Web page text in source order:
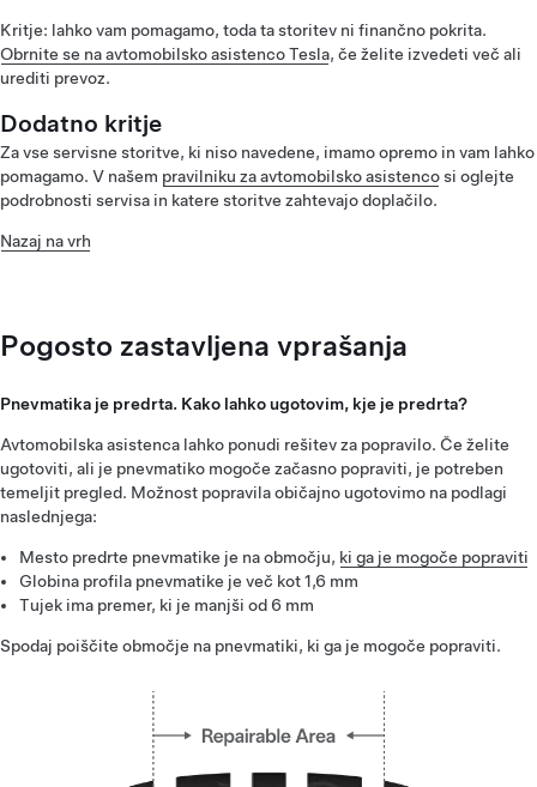
Kritje: lahko vam pomagamo, toda ta storitev ni finančno pokrita.
Obrnite se na avtomobilsko asistenco Tesla, če želite izvedeti več ali
urediti prevoz.
Dodatno kritje
Za vse servisne storitve, ki niso navedene, imamo opremo in vam lahko
pomagamo. V našem pravilniku za avtomobilsko asistencosi oglejte
podrobnosti servisa in katere storitve zahtevajo doplačilo.
Nazaj na vrh
Pogosto zastavljena vprašanja
Pnevmatika je predrta. Kako lahko ugotovim, kje je predrta?
Avtomobilska asistenca lahko ponudi rešitev za popravilo. Če želite
ugotoviti, ali je pnevmatiko mogoče začasno popraviti, je potreben
temeljit pregled. Možnost popravila običajno ugotovimo na podlagi
naslednjega:
Mesto predrte pnevmatike je na območju, ki ga je mogoče popraviti
Globina profila pnevmatike je več kot 1,6 mm
Tujek ima premer, ki je manjši od 6 mm
Spodaj poiščite območje na pnevmatiki, ki ga je mogoče popraviti.